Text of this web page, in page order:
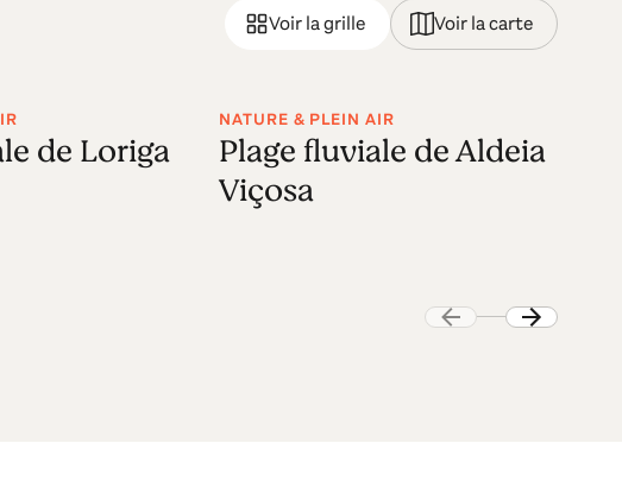
Voir la grille Voir la carte
de Loriga
NATURE & PLEIN AIR
Plage fluviale de Aldeia
Viçosa